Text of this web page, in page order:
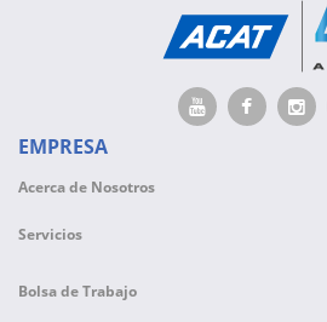
EMPRESA
Acerca de Nosotros
Servicios
Bolsa de Trabajo